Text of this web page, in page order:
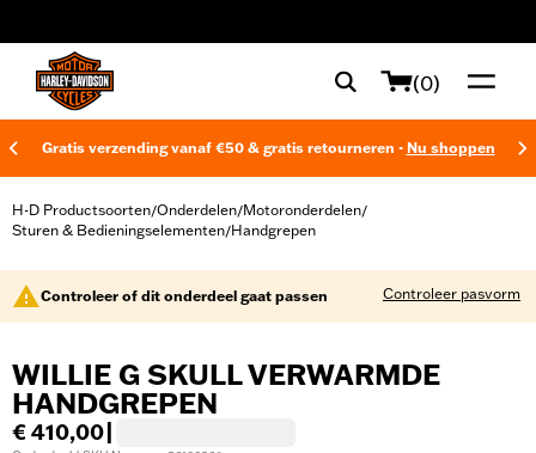
(0)
Gratis verzending vanaf €50 & gratis retourneren - Nu shoppen
H-D Productsoorten/Onderdelen/Motoronderdelen/
Sturen & Bedieningselementen/Handgrepen
Controleer of dit onderdeel gaat passen Controleer pasvorm
WILLIE G SKULL VERWARMDE
HANDGREPEN
€ 410,00